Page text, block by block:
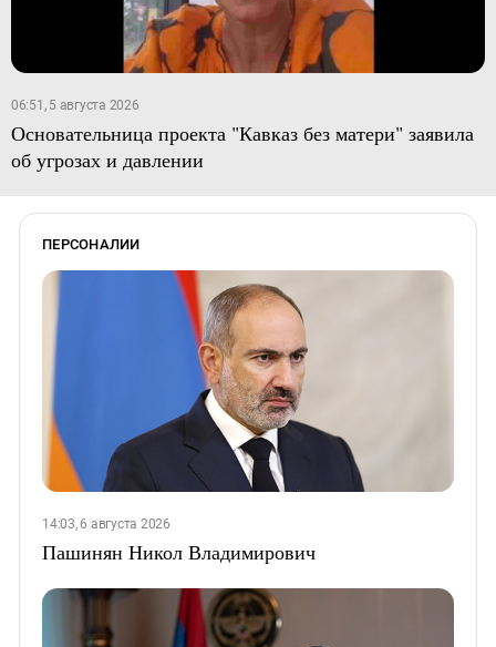
06:51, 5 августа 2026
Основательница проекта "Кавказ без матери" заявила
об угрозах и давлении
ПЕРСОНАЛИИ
14:03, 6 августа 2026
Пашинян Никол Владимирович